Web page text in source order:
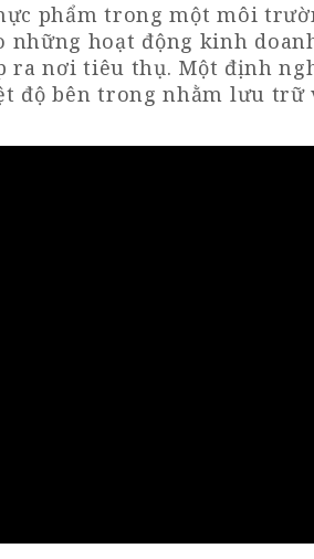
phẩm trong một môi
hoạt động kinh
ra nơi tiêu thụ. Một định
bên trong nhằm lưu trữ